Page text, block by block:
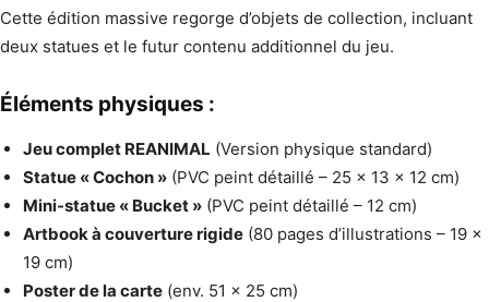
Cette édition massive regorge d’objets de collection, incluant
deux statues et le futur contenu additionnel du jeu.
Éléments physiques :
Jeu complet REANIMAL (Version physique standard)
Statue « Cochon » (PVC peint détaillé – 25 x 13 x 12 cm)
Mini-statue « Bucket » (PVC peint détaillé – 12 cm)
Artbook à couverture rigide (80 pages d’illustrations – 19 x
19 cm)
Poster de la carte (env. 51 x 25 cm)